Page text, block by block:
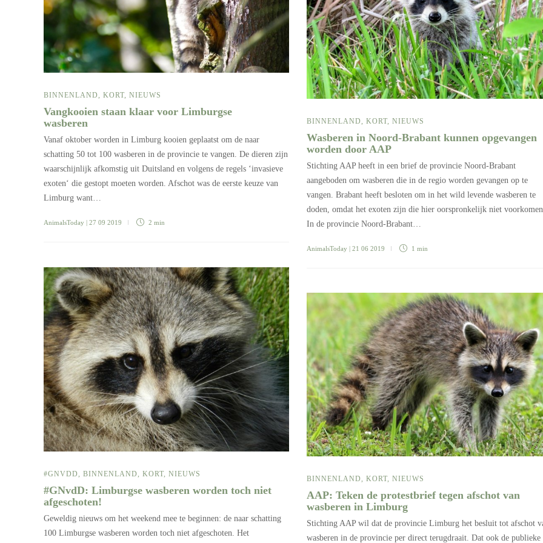
BINNENLAND, KORT, NIEUWS
Vangkooien staan klaar voor Limburgse
wasberen
Vanaf oktober worden in Limburg kooien geplaatst om de naar
schatting 50 tot 100 wasberen in de provincie te vangen. De dieren zijn
waarschijnlijk afkomstig uit Duitsland en volgens de regels ‘invasieve
exoten‘ die gestopt moeten worden. Afschot was de eerste keuze van
Limburg want…
AnimalsToday | 27 09 2019 2 min
BINNENLAND KORT NIEUWS
Wasberen in Noord-Brabant kunnen opgevangen
worden door AAP
Stichting AAP heeft in een brief de provincie Noord-Brabant
aangeboden om wasberen die in de regio worden gevangen op te
vangen. Brabant heeft besloten om in het wild levende wasberen te
doden, omdat het exoten zijn die hier oorspronkelijk niet
In de provincie Noord-Brabant…
AnimalsToday | 21 06 2019 1 min
#GNVDD BINNENLAND KORT NIEUWS
#GNvdD: Limburgse wasberen worden toch niet
afgeschoten!
Geweldig nieuws om het weekend mee te beginnen: de naar schatting
100 Limburgse wasberen worden toch niet afgeschoten. Het
BINNENLAND KORT NIEUWS
AAP: Teken de protestbrief tegen afschot van
wasberen in Limburg
Stichting AAP wil dat de provincie Limburg het besluit tot afschot
wasberen in de provincie per direct terugdraait. Dat ook de publieke